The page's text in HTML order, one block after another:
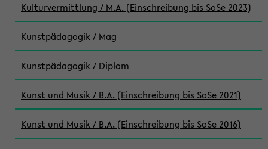
Kulturvermittlung / M.A. (Einschreibung bis SoSe 2023)
Kunstpädagogik / Mag
Kunstpädagogik / Diplom
Kunst und Musik / B.A. (Einschreibung bis SoSe 2021)
Kunst und Musik / B.A. (Einschreibung bis SoSe 2016)